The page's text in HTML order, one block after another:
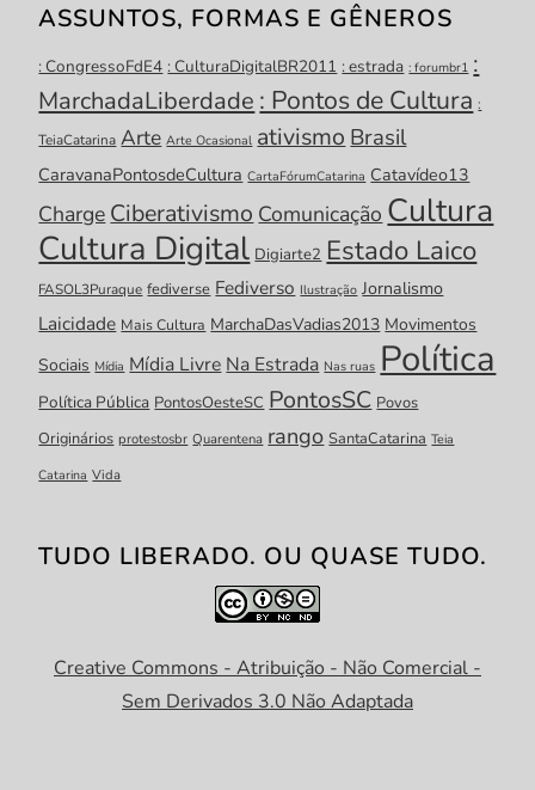
ASSUNTOS, FORMAS E GÊNEROS
: CongressoFdE4 : CulturaDigitalBR2011 : estrada : forumbr1 :
MarchadaLiberdade : Pontos de Cultura :
TeiaCatarina Arte Arte Ocasional ativismo Brasil
CaravanaPontosdeCultura CartaFórumCatarina Catavídeo13
Charge Ciberativismo Comunicação Cultura
Cultura Digital Digiarte2 Estado Laico
FASOL3Puraque fediverse Fediverso Ilustração Jornalismo
Laicidade Mais Cultura MarchaDasVadias2013 Movimentos
Sociais Mídia Mídia Livre Na Estrada Nas ruas Política
Política Pública PontosOesteSC PontosSC Povos
Originários protestosbr Quarentena rango SantaCatarina Teia
Catarina Vida
TUDO LIBERADO. OU QUASE TUDO.
Creative Commons - Atribuição - Não Comercial -
Sem Derivados 3.0 Não Adaptada